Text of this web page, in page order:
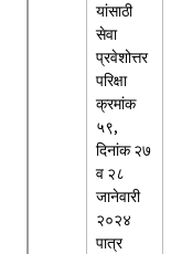
यांसाठी
सेवा
प्रवेशोत्तर
परिक्षा
क्रमांक
५९,
दिनांक २७
व २८
जानेवारी
२०२४
पात्र